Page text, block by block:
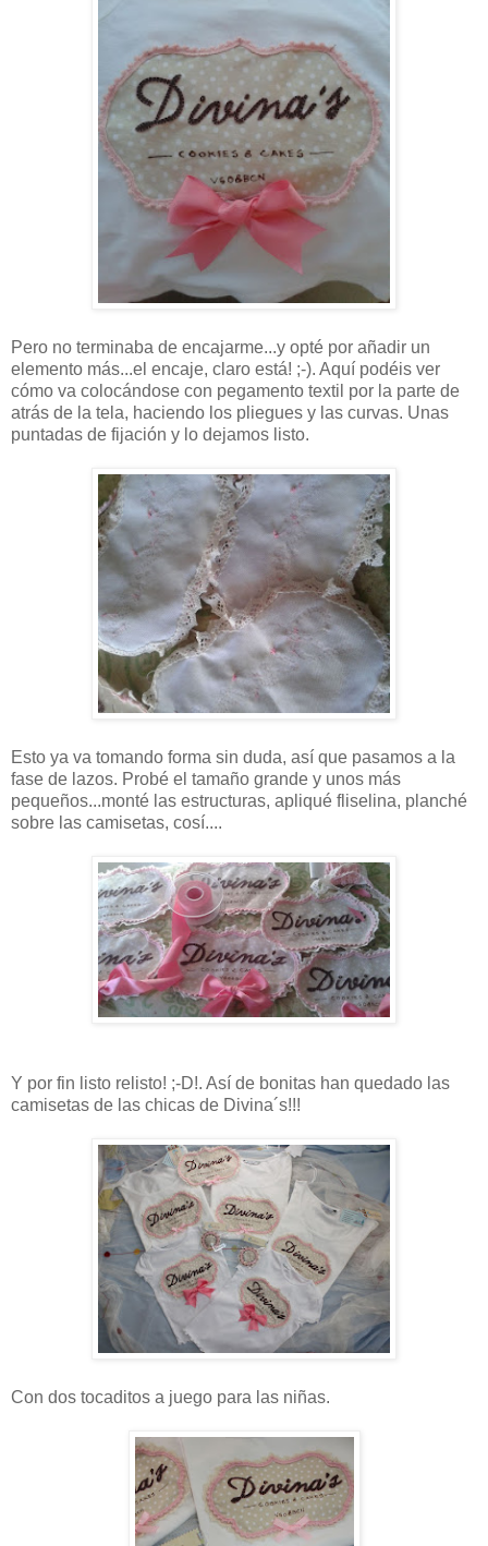
Pero no terminaba de encajarme...y opté por añadir un
elemento más...el encaje, claro está! ;-). Aquí podéis ver
cómo va colocándose con pegamento textil por la parte de
atrás de la tela, haciendo los pliegues y las curvas. Unas
puntadas de fijación y lo dejamos listo.
Esto ya va tomando forma sin duda, así que pasamos a la
fase de lazos. Probé el tamaño grande y unos más
pequeños...monté las estructuras, apliqué fliselina, planché
sobre las camisetas, cosí....
Y por fin listo relisto! ;-D!. Así de bonitas han quedado las
camisetas de las chicas de Divina´s!!!
Con dos tocaditos a juego para las niñas.